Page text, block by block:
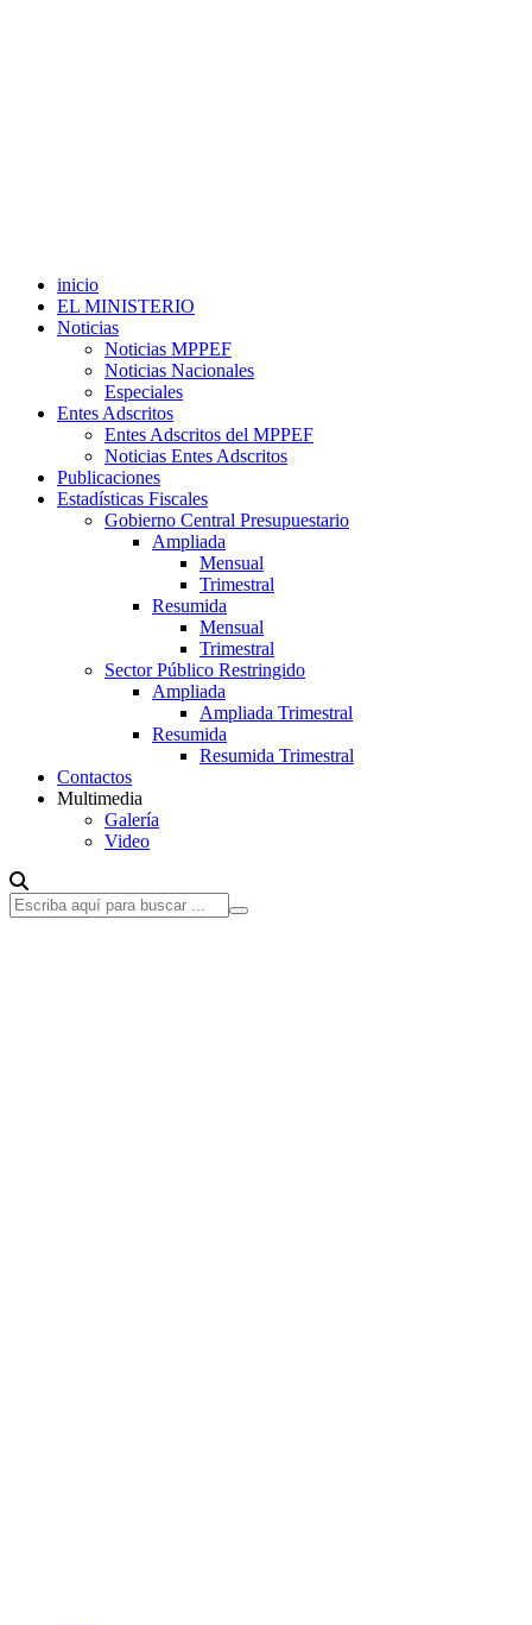
inicio
EL MINISTERIO
Noticias
Noticias MPPEF
Noticias Nacionales
Especiales
Entes Adscritos
Entes Adscritos del MPPEF
Noticias Entes Adscritos
Publicaciones
Estadísticas Fiscales
Gobierno Central Presupuestario
Ampliada
Mensual
Trimestral
Resumida
Mensual
Trimestral
Sector Público Restringido
Ampliada
Ampliada Trimestral
Resumida
Resumida Trimestral
Contactos
Multimedia
Galería
Video